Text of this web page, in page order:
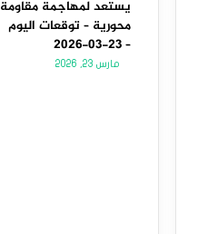
يستعد لمهاجمة مقاومة
محورية – توقعات اليوم
– 23-03-2026
مارس 23, 2026